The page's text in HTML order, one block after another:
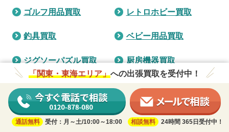
ゴルフ用品買取 レトロホビー買取
釣具買取 ベビー用品買取
ジグソーパズル買取 厨房機器買取
ロードバイク買取 仏壇買取
「関東・東海エリア」 への出張買取を受付中！
通話無料 受付：月～土/10:00～18:00 相談無料 24時間 365日受付中！